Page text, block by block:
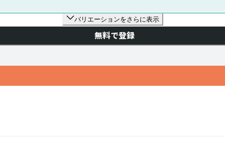
バリエーションをさらに表示
無料で登録